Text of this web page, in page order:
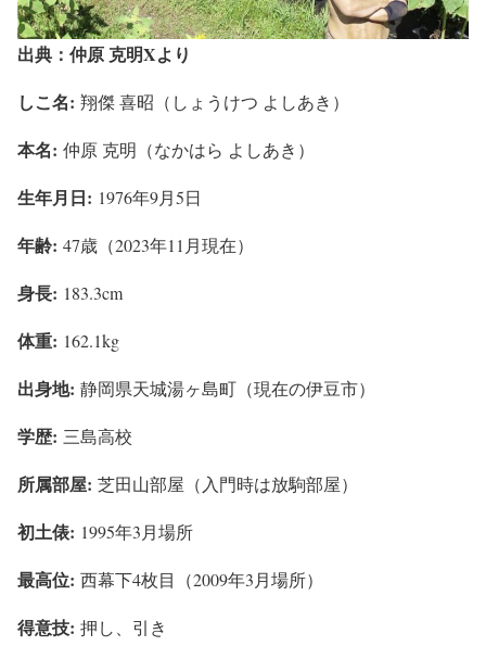
出典：仲原 克明Xより
しこ名: 翔傑 喜昭（しょうけつ よしあき）
本名: 仲原 克明（なかはら よしあき）
生年月日: 1976年9月5日
年齢: 47歳（2023年11月現在）
身長: 183.3cm
体重: 162.1kg
出身地: 静岡県天城湯ヶ島町（現在の伊豆市）
学歴: 三島高校
所属部屋: 芝田山部屋（入門時は放駒部屋）
初土俵: 1995年3月場所
最高位: 西幕下4枚目（2009年3月場所）
得意技: 押し、引き